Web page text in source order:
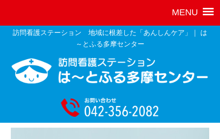
訪問看護ステーション 地域に根差した「あんしんケア」｜ は
～とふる多摩センター